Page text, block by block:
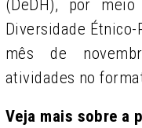
(DeDH), por
Diversidade
mês de
atividades no
Veja mais sobre a